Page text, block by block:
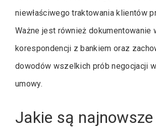
niewłaściwego traktowania klientów
Ważne jest również dokumentowanie
korespondencji z bankiem oraz
dowodów wszelkich prób negocjacji
umowy.
Jakie są